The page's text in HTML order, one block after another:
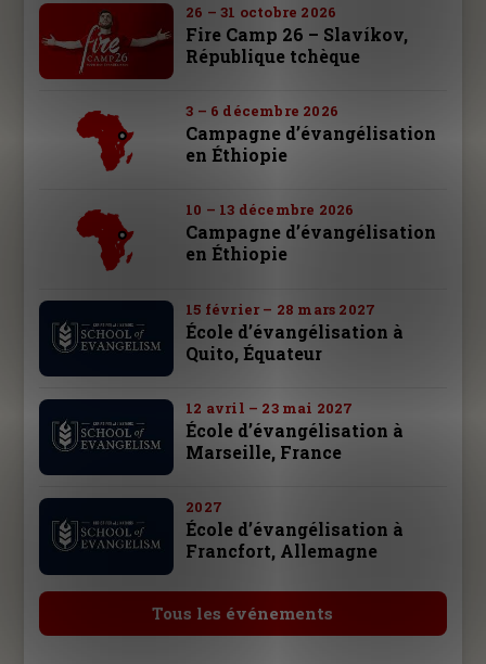
26 – 31 octobre 2026
Fire Camp 26 – Slavíkov,
République tchèque
3 – 6 décembre 2026
Campagne d’évangélisation
en Éthiopie
10 – 13 décembre 2026
Campagne d’évangélisation
en Éthiopie
15 février – 28 mars 2027
École d’évangélisation à
Quito, Équateur
12 avril – 23 mai 2027
École d’évangélisation à
Marseille, France
2027
École d’évangélisation à
Francfort, Allemagne
Tous les événements